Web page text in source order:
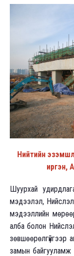
Нийтийн
иргэн,
Шуурхай
мэдээлэл,
мэдээллийн
алба болон
зөвшөөрөлгүйгээр
замын байгууламж